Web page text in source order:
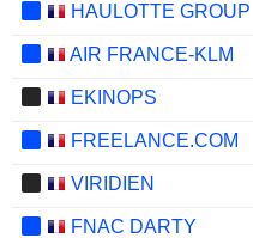
HAULOTTE GROUP
AIR FRANCE-KLM
EKINOPS
FREELANCE.COM
VIRIDIEN
FNAC DARTY